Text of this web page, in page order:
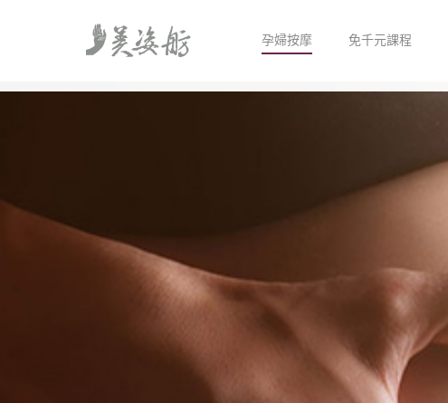
孕婦按摩 免千元課程